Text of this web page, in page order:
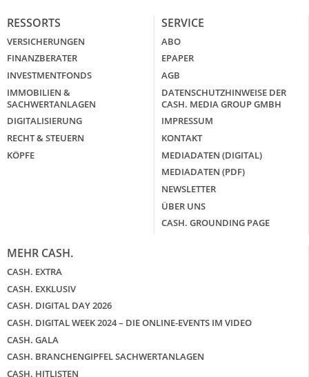
RESSORTS
VERSICHERUNGEN
FINANZBERATER
INVESTMENTFONDS
IMMOBILIEN &
SACHWERTANLAGEN
DIGITALISIERUNG
RECHT & STEUERN
KÖPFE
SERVICE
ABO
EPAPER
AGB
DATENSCHUTZHINWEISE DER
CASH. MEDIA GROUP GMBH
IMPRESSUM
KONTAKT
MEDIADATEN (DIGITAL)
MEDIADATEN (PDF)
NEWSLETTER
ÜBER UNS
CASH. GROUNDING PAGE
MEHR CASH.
CASH. EXTRA
CASH. EXKLUSIV
CASH. DIGITAL DAY 2026
CASH. DIGITAL WEEK 2024 – DIE ONLINE-EVENTS IM VIDEO
CASH. GALA
CASH. BRANCHENGIPFEL SACHWERTANLAGEN
CASH. HITLISTEN